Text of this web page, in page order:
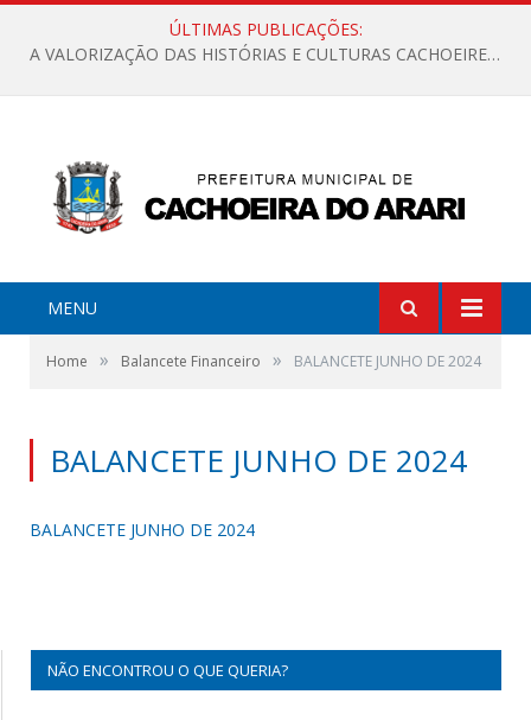
ÚLTIMAS PUBLICAÇÕES:
A VALORIZAÇÃO DAS HISTÓRIAS E CULTURAS CACHOEIRENSES
MENU
Home » Balancete Financeiro » BALANCETE JUNHO DE 2024
BALANCETE JUNHO DE 2024
BALANCETE JUNHO DE 2024
NÃO ENCONTROU O QUE QUERIA?